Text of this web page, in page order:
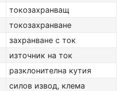
токозахранващ
токозахранване
захранване с ток
източник на ток
разклонителна кутия
силов извод, клема